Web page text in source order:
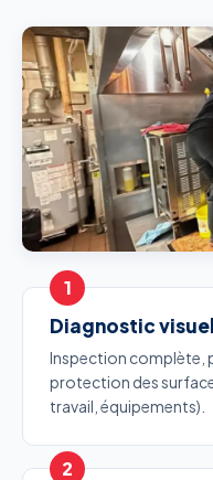
Diagnostic
Inspection complète,
protection des
travail, équipements).